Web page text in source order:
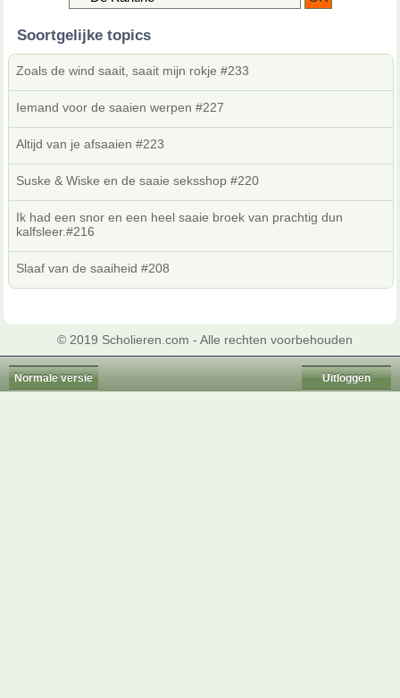
Soortgelijke topics
Zoals de wind saait, saait mijn rokje #233
Iemand voor de saaien werpen #227
Altijd van je afsaaien #223
Suske & Wiske en de saaie seksshop #220
Ik had een snor en een heel saaie broek van prachtig dun
kalfsleer.#216
Slaaf van de saaiheid #208
© 2019 Scholieren.com - Alle rechten voorbehouden
Normale versie Uitloggen